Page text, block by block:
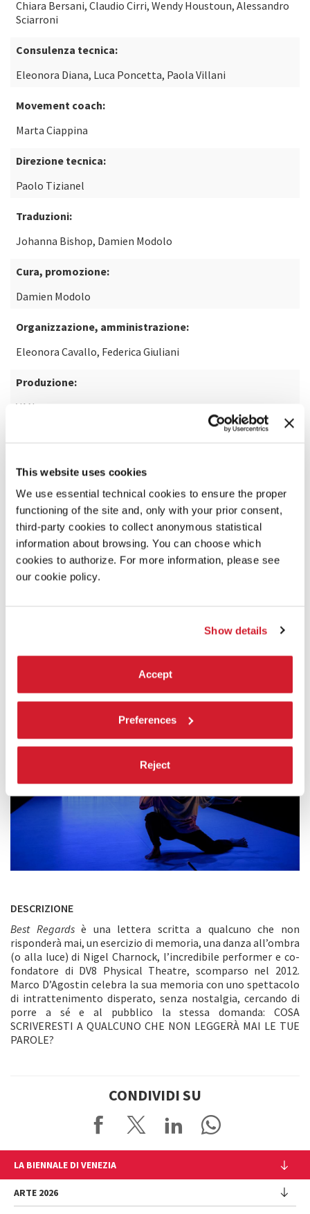
This website uses cookies
We use essential technical cookies to ensure the proper
functioning of the site and, only with your prior consent,
third-party cookies to collect anonymous statistical
information about browsing. You can choose which
cookies to authorize. For more information, please see
our cookie policy.
Show details
Accept
Preferences
Reject
Chiara Bersani, Claudio Cirri, Wendy Houstoun, Alessandro
Sciarroni
Consulenza tecnica:
Eleonora Diana, Luca Poncetta, Paola Villani
Movement coach:
Marta Ciappina
Direzione tecnica:
Paolo Tizianel
Traduzioni:
Johanna Bishop, Damien Modolo
Cura, promozione:
Damien Modolo
Organizzazione, amministrazione:
Eleonora Cavallo, Federica Giuliani
Produzione:
VAN
chorégraphiques internationales de Seine-Saint-Denis,
CCN2-Centre chorégraphique national de Grenoble, ERT –
Emilia-Romagna Teatro Fondazione
Con il supporto di:
Points communs – Nouvelle scène nationale de Cergy-
Pontoise et du Val d’Oise, Centrale Fies, Marche Teatro /
inteatro festival, theWorkRoom (Fattoria Vittadini),
Romagna, ARTEFICI. Residenze Creative FVG di
DESCRIZIONE
Best Regardsè una lettera scritta a qualcuno che non
risponderà mai, un esercizio di memoria, una danza all’ombra
(o alla luce) di Nigel Charnock, l’incredibile performer e co-
fondatore di DV8 Physical Theatre, scomparso nel 2012.
Marco D’Agostin celebra la sua memoria con uno spettacolo
di intrattenimento disperato, senza nostalgia, cercando di
porre a sé e al pubblico la stessa domanda: COSA
SCRIVERESTI A QUALCUNO CHE NON LEGGERÀ MAI LE TUE
PAROLE?
CONDIVIDI SU
LA BIENNALE DI VENEZIA
L'Istituzione
Cariche istituzionali
ARTE 2026